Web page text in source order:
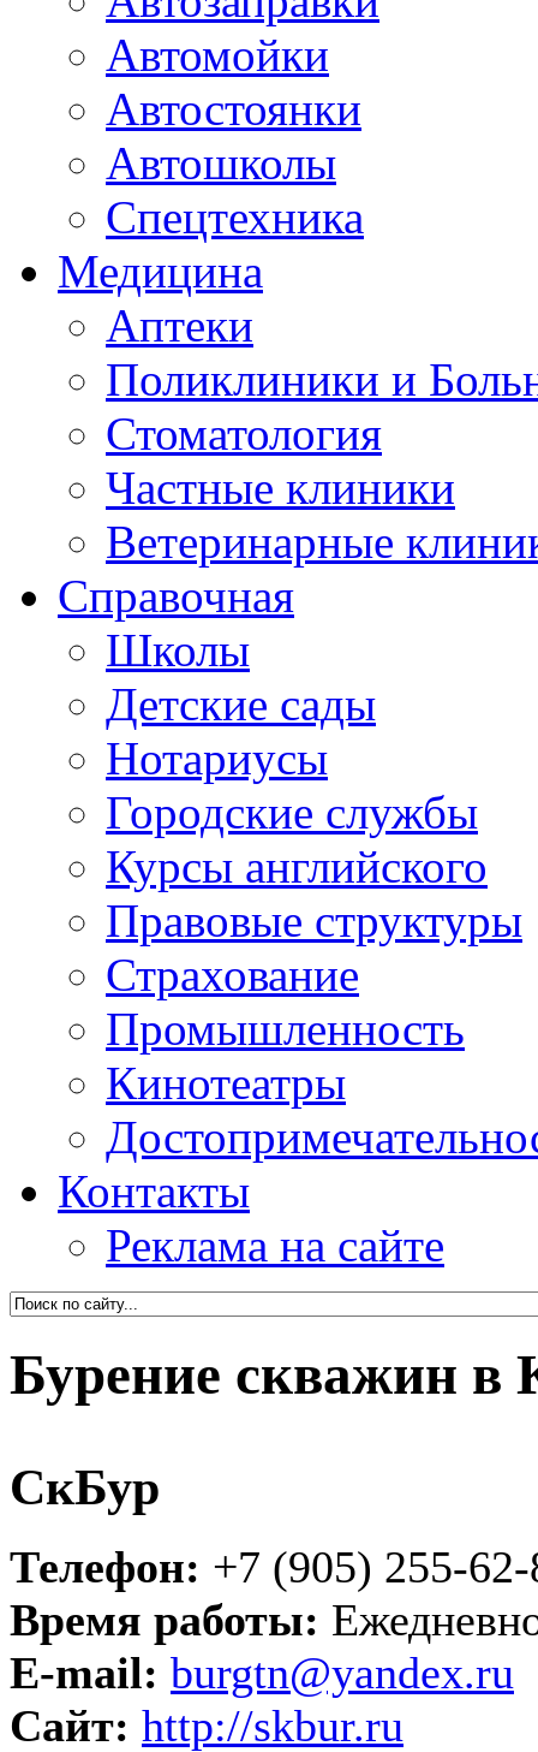
Автомойки
Автостоянки
Автошколы
Спецтехника
Медицина
Аптеки
Поликлиники и
Стоматология
Частные клиники
Ветеринарные
Справочная
Школы
Детские сады
Нотариусы
Городские службы
Курсы английского
Правовые структуры
Страхование
Промышленность
Кинотеатры
Контакты
Реклама на сайте
Бурение скважин в
СкБур
Телефон: +7 (905) 255-
Время работы:
E-mail: burgtn@yandex.ru
Сайт: http://skbur.ru